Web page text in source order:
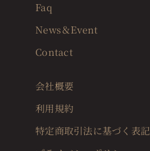
Faq
News＆Event
Contact
会社概要
利用規約
特定商取引法に基づく表記